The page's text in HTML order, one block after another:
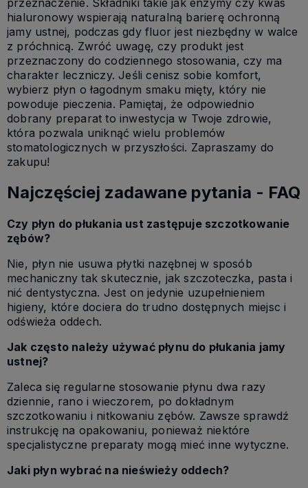
hialuronowy wspierają naturalną barierę ochronną
jamy ustnej, podczas gdy fluor jest niezbędny w walce
z próchnicą. Zwróć uwagę, czy produkt jest
przeznaczony do codziennego stosowania, czy ma
charakter leczniczy. Jeśli cenisz sobie komfort,
wybierz płyn o łagodnym smaku mięty, który nie
powoduje pieczenia. Pamiętaj, że odpowiednio
dobrany preparat to inwestycja w Twoje zdrowie,
która pozwala uniknąć wielu problemów
stomatologicznych w przyszłości. Zapraszamy do
zakupu!
Najczęściej zadawane pytania - FAQ
Czy płyn do płukania ust zastępuje szczotkowanie
zębów?
Nie, płyn nie usuwa płytki nazębnej w sposób
mechaniczny tak skutecznie, jak szczoteczka, pasta i
nić dentystyczna. Jest on jedynie uzupełnieniem
higieny, które dociera do trudno dostępnych miejsc i
odświeża oddech.
Jak często należy używać płynu do płukania jamy
ustnej?
Zaleca się regularne stosowanie płynu dwa razy
dziennie, rano i wieczorem, po dokładnym
szczotkowaniu i nitkowaniu zębów. Zawsze sprawdź
instrukcję na opakowaniu, ponieważ niektóre
specjalistyczne preparaty mogą mieć inne wytyczne.
Jaki płyn wybrać na nieświeży oddech?